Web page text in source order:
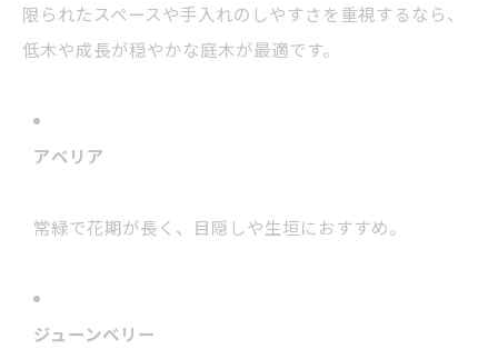
限られたスペースや手入れのしやすさを重視するなら、
低木や成長が穏やかな庭木が最適です。
アベリア
常緑で花期が長く、目隠しや生垣におすすめ。
ジューンベリー